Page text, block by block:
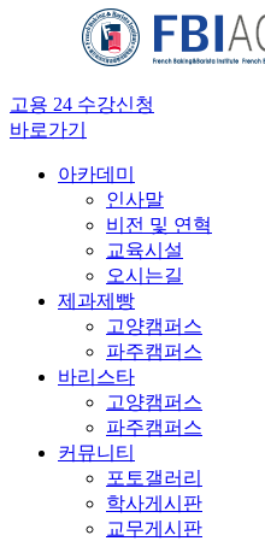
고용 24 수강신청
바로가기
아카데미
인사말
비전 및 연혁
교육시설
오시는길
제과제빵
고양캠퍼스
파주캠퍼스
바리스타
고양캠퍼스
파주캠퍼스
커뮤니티
포토갤러리
학사게시판
교무게시판